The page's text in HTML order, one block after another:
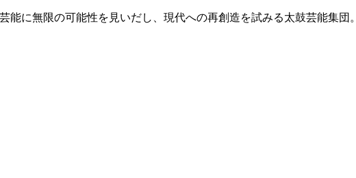
能に無限の可能性を見いだし、現代への再創造を試みる太鼓芸能集団。